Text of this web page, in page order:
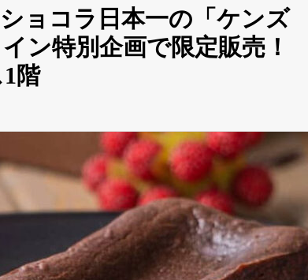
ョコラ日本一の「ケンズ
ン特別企画で限定販売！
階